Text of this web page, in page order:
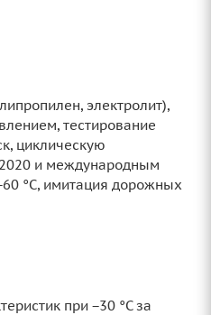
электролит),
тестирование
циклическую
и международным
°C, имитация дорожных
при −30 °C за